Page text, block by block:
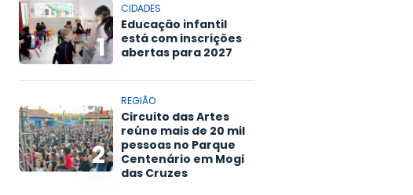
1
CIDADES
Educação infantil
está com inscrições
abertas para 2027
2
REGIÃO
Circuito das Artes
reúne mais de 20 mil
pessoas no Parque
Centenário em Mogi
das Cruzes